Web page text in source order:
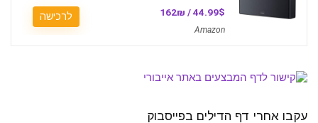
44.99$ / 162₪
Amazon
לרכישה
עקבו אחרי דף הדילים בפייסבוק